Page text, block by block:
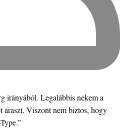
irányából. Legalábbis nekem a
Viszont nem biztos, hogy